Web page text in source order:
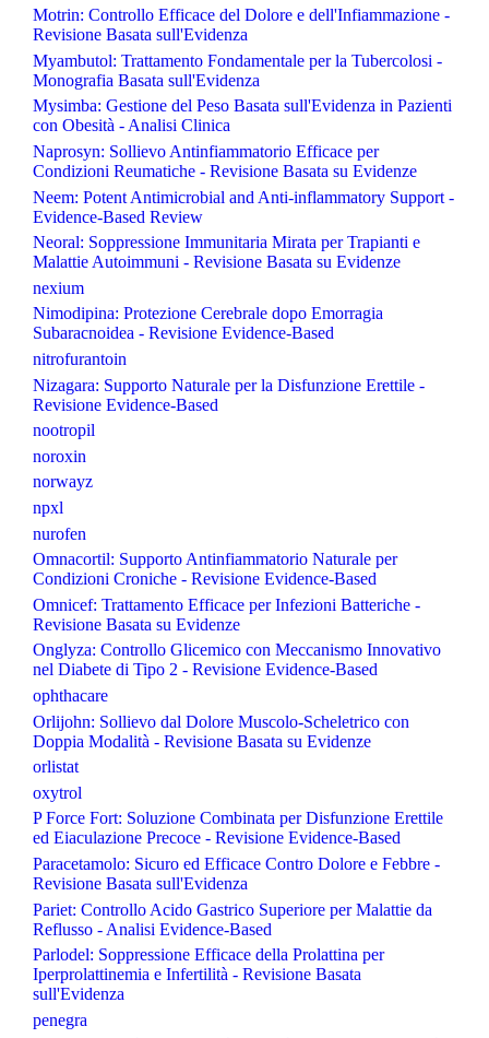
Motrin: Controllo Efficace del Dolore e dell'Infiammazione -
Revisione Basata sull'Evidenza
Myambutol: Trattamento Fondamentale per la Tubercolosi -
Monografia Basata sull'Evidenza
Mysimba: Gestione del Peso Basata sull'Evidenza in Pazienti
con Obesità - Analisi Clinica
Naprosyn: Sollievo Antinfiammatorio Efficace per
Condizioni Reumatiche - Revisione Basata su Evidenze
Neem: Potent Antimicrobial and Anti-inflammatory Support -
Evidence-Based Review
Neoral: Soppressione Immunitaria Mirata per Trapianti e
Malattie Autoimmuni - Revisione Basata su Evidenze
nexium
Nimodipina: Protezione Cerebrale dopo Emorragia
Subaracnoidea - Revisione Evidence-Based
nitrofurantoin
Nizagara: Supporto Naturale per la Disfunzione Erettile -
Revisione Evidence-Based
nootropil
noroxin
norwayz
npxl
nurofen
Omnacortil: Supporto Antinfiammatorio Naturale per
Condizioni Croniche - Revisione Evidence-Based
Omnicef: Trattamento Efficace per Infezioni Batteriche -
Revisione Basata su Evidenze
Onglyza: Controllo Glicemico con Meccanismo Innovativo
nel Diabete di Tipo 2 - Revisione Evidence-Based
ophthacare
Orlijohn: Sollievo dal Dolore Muscolo-Scheletrico con
Doppia Modalità - Revisione Basata su Evidenze
orlistat
oxytrol
P Force Fort: Soluzione Combinata per Disfunzione Erettile
ed Eiaculazione Precoce - Revisione Evidence-Based
Paracetamolo: Sicuro ed Efficace Contro Dolore e Febbre -
Revisione Basata sull'Evidenza
Pariet: Controllo Acido Gastrico Superiore per Malattie da
Reflusso - Analisi Evidence-Based
Parlodel: Soppressione Efficace della Prolattina per
Iperprolattinemia e Infertilità - Revisione Basata
sull'Evidenza
penegra